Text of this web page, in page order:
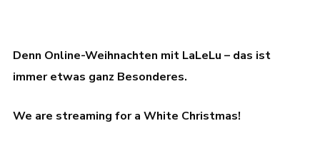
Denn Online-Weihnachten mit LaLeLu – das ist
immer etwas ganz Besonderes.
We are streaming for a White Christmas!